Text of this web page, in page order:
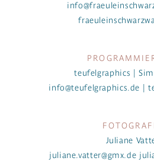
teufelgraphics |
info@teufelgraphics.de |
Juliane
juliane.vatter@gmx.de